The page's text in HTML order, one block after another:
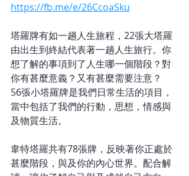
https://fb.me/e/26CcoaSku
塔羅牌有如一趟人生旅程，22張大塔羅
由出生到終結代表著一趟人生旅行。你
想了解的事項到了人生哪一個階段？對
你有甚麼意義？又有甚麼需要注意？
56張小塔羅牌是我們日常生活的項目，
當中包括了我們的行動，思想，情感與
及物質生活。
韋特塔羅共有78張牌，反映著你正處於
甚麼階段，與及你的內心世界。配合解